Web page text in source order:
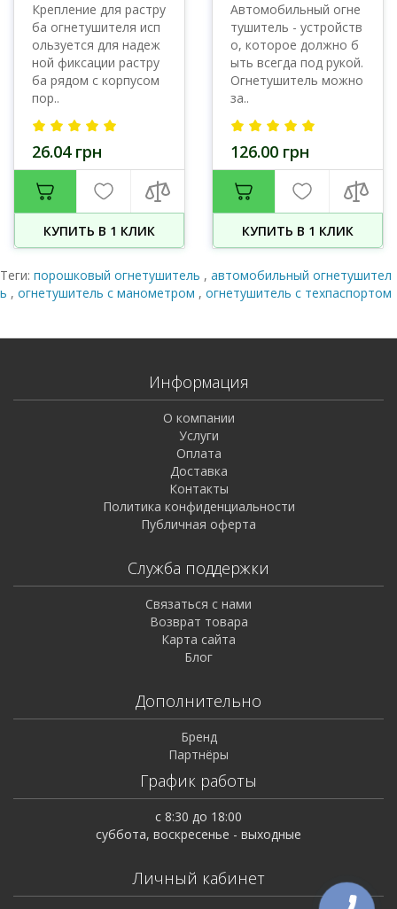
Крепление для растру
ба огнетушителя исп
ользуется для надеж
ной фиксации растру
ба рядом с корпусом
пор..
26.04 грн
КУПИТЬ В 1 КЛИК
Автомобильный огне
тушитель - устройств
о, которое должно б
ыть всегда под рукой.
Огнетушитель можно
за..
126.00 грн
КУПИТЬ В 1 КЛИК
Теги: порошковый огнетушитель , автомобильный огнетушител
ь , огнетушитель с манометром , огнетушитель с техпаспортом
Информация
О компании
Услуги
Оплата
Доставка
Контакты
Политика конфиденциальности
Публичная оферта
Служба поддержки
Связаться с нами
Возврат товара
Карта сайта
Блог
Дополнительно
Бренд
Партнёры
График работы
с 8:30 до 18:00
суббота, воскресенье - выходные
Личный кабинет